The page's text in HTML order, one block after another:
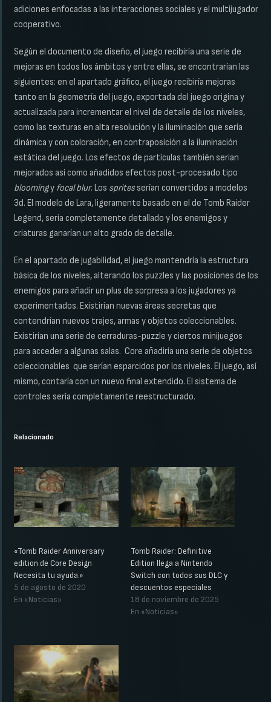
adiciones enfocadas a las interacciones sociales y el multijugador
cooperativo.
Según el documento de diseño, el juego recibiría una serie de
mejoras en todos los ámbitos y entre ellas, se encontrarían las
siguientes: en el apartado gráfico, el juego recibiría mejoras
tanto en la geometría del juego, exportada del juego origina y
actualizada para incrementar el nivel de detalle de los niveles,
como las texturas en alta resolución y la iluminación que sería
dinámica y con coloración, en contraposición a la iluminación
estática del juego. Los efectos de partículas también serian
mejorados así como añadidos efectos post-procesado tipo
bloomingy focal blur. Los spritesserían convertidos a modelos
3d. El modelo de Lara, ligeramente basado en el de Tomb Raider
Legend, sería completamente detallado y los enemigos y
criaturas ganarían un alto grado de detalle.
En el apartado de jugabilidad, el juego mantendría la estructura
básica de los niveles, alterando los puzzles y las posiciones de los
enemigos para añadir un plus de sorpresa a los jugadores ya
experimentados. Existirían nuevas áreas secretas que
contendrían nuevos trajes, armas y objetos coleccionables.
Existirían una serie de cerraduras-puzzle y ciertos minijuegos
para acceder a algunas salas. Core añadiría una serie de objetos
coleccionables que serían esparcidos por los niveles. El juego, así
mismo, contaría con un nuevo final extendido. El sistema de
controles sería completamente reestructurado.
Relacionado
«Tomb Raider Anniversary
edition de Core Design
Necesita tu ayuda.»
5 de agosto de 2020
En «Noticias»
Tomb Raider: Definitive
Edition llega a Nintendo
Switch con todos sus DLC y
descuentos especiales
18 de noviembre de 2025
En «Noticias»